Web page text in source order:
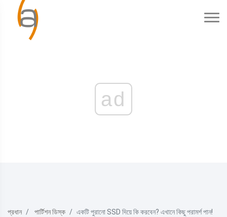
ad
প্রধান পার্টিশন ডিস্ক একটি পুরানো SSD দিয়ে কি করবেন? এখানে কিছু পরামর্শ পান!